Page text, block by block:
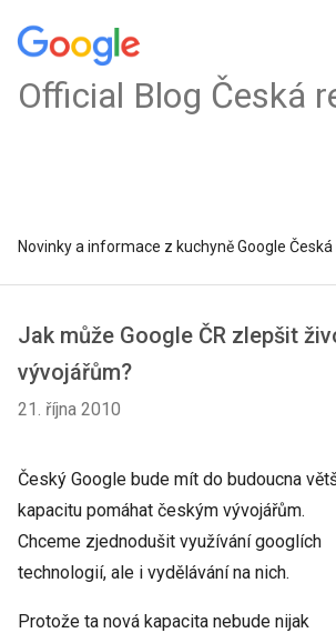
Official Blog Česká
Novinky a informace z kuchyně Google
Jak může Google ČR zlepšit
vývojářům?
21. října 2010
Český Google bude mít do budoucna
kapacitu pomáhat českým vývojářům.
Chceme zjednodušit využívání googlích
technologií, ale i vydělávání na nich.
Protože ta nová kapacita nebude nijak